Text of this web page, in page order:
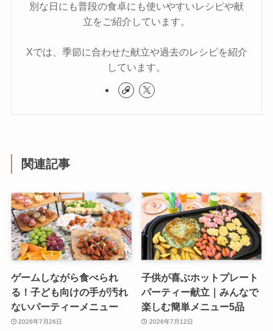
別な日にも普段の食卓にも使いやすいレシピや献
立をご紹介しています。
Xでは、季節に合わせた献立や過去のレシピを紹介
しています。
関連記事
ゲームしながら食べられ
る！子ども向けの手が汚れ
ないパーティーメニュー
2026年7月26日
子供が喜ぶホットプレート
パーティー献立｜みんなで
楽しむ簡単メニュー5品
2026年7月12日